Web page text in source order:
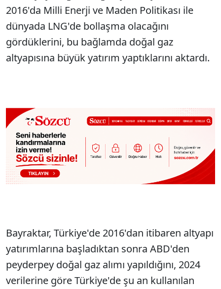
2016'da Milli Enerji ve Maden Politikası ile
dünyada LNG'de bollaşma olacağını
gördüklerini, bu bağlamda doğal gaz
altyapısına büyük yatırım yaptıklarını aktardı.
Bayraktar, Türkiye'de 2016'dan itibaren altyapı
yatırımlarına başladıktan sonra ABD'den
peyderpey doğal gaz alımı yapıldığını, 2024
verilerine göre Türkiye'de şu an kullanılan